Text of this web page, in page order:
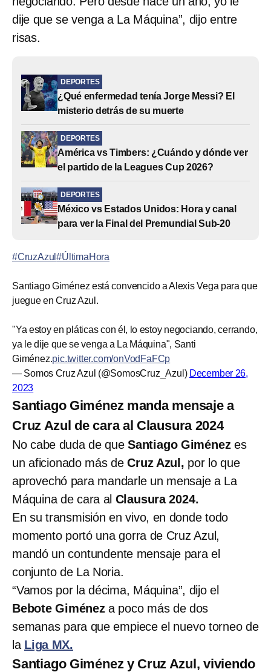
dije que se venga a La Máquina”, dijo entre
risas.
DEPORTES
¿Qué enfermedad tenía Jorge Messi? El
misterio detrás de su muerte
DEPORTES
América vs Timbers: ¿Cuándo y dónde ver
el partido de la Leagues Cup 2026?
DEPORTES
México vs Estados Unidos: Hora y canal
para ver la Final del Premundial Sub-20
#CruzAzul#ÚltimaHora
Santiago Giménez está convencido a Alexis Vega para que
juegue en Cruz Azul.
"Ya estoy en pláticas con él, lo estoy negociando, cerrando,
ya le dije que se venga a La Máquina", Santi
Giménez.pic.twitter.com/onVodFaFCp
— Somos Cruz Azul (@SomosCruz_Azul) December 26,
2023
Santiago Giménez manda mensaje a
Cruz Azul de cara al Clausura 2024
No cabe duda de que Santiago Giménezes
un aficionado más deCruz Azul, por lo que
aprovechó para mandarle un mensaje a La
Máquina de cara al Clausura 2024.
En su transmisión en vivo, en donde todo
momento portó una gorra de Cruz Azul,
mandó un contundente mensaje para el
conjunto de La Noria.
“Vamos por la décima, Máquina”, dijo el
Bebote Giméneza poco más de dos
semanas para que empiece el nuevo torneo de
la Liga MX.
Santiago Giménez y Cruz Azul, viviendo